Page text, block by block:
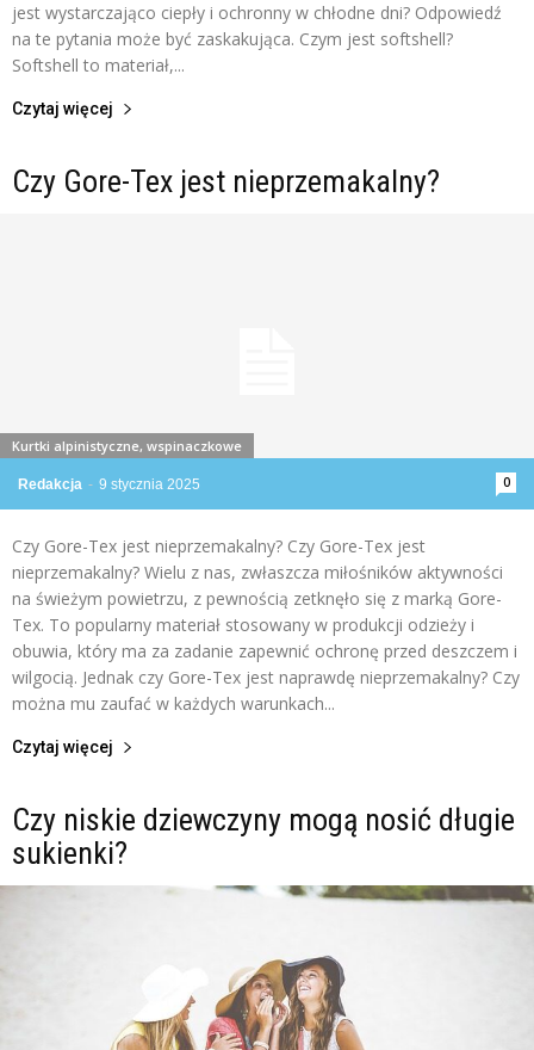
jest wystarczająco ciepły i ochronny w chłodne dni? Odpowiedź
na te pytania może być zaskakująca. Czym jest softshell?
Softshell to materiał,...
Czytaj więcej
Czy Gore-Tex jest nieprzemakalny?
Redakcja - 9 stycznia 2025 0
Kurtki alpinistyczne, wspinaczkowe
Czy Gore-Tex jest nieprzemakalny? Czy Gore-Tex jest
nieprzemakalny? Wielu z nas, zwłaszcza miłośników aktywności
na świeżym powietrzu, z pewnością zetknęło się z marką Gore-
Tex. To popularny materiał stosowany w produkcji odzieży i
obuwia, który ma za zadanie zapewnić ochronę przed deszczem i
wilgocią. Jednak czy Gore-Tex jest naprawdę nieprzemakalny? Czy
można mu zaufać w każdych warunkach...
Czytaj więcej
Czy niskie dziewczyny mogą nosić długie
sukienki?